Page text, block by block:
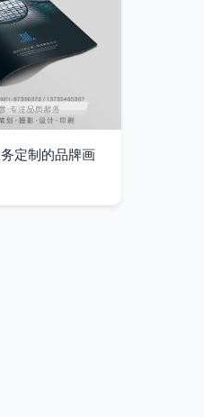
定制的品牌画